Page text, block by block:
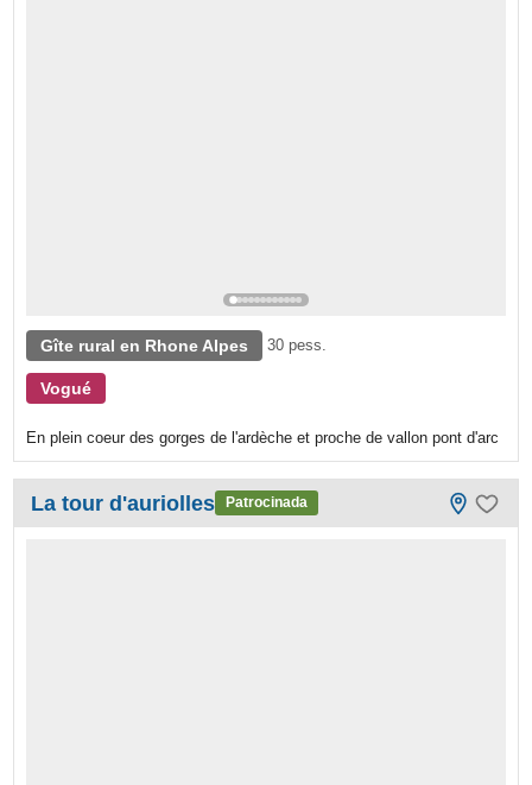
Gîte rural en Rhone Alpes 30 pess.
Vogué
En plein coeur des gorges de l'ardèche et proche de vallon pont d'arc
La tour d'auriolles Patrocinada